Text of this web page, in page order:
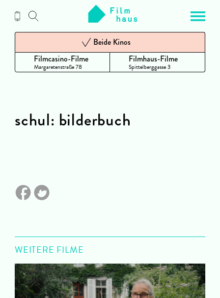
Inhalt
Filmcasino-Filme
Margaretenstraße 78
Beide Kinos
Filmhaus-Filme
Spittelberggasse 3
schul: bilderbuch
WEITERE FILME